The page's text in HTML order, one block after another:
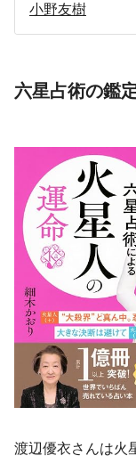
小野友樹
六星占術の鑑
渡辺優衣さんは火